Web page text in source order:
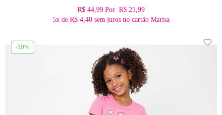
R$ 44,99 Por R$ 21,99
5x de R$ 4,40 sem juros no cartão Marisa
-50%